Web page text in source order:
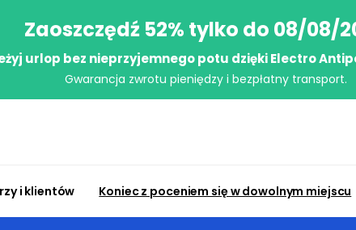
Zaoszczędź 52% tylko do 08/08/
urlop bez nieprzyjemnego potu dzięki Electro
Gwarancja zwrotu pieniędzy i bezpłatny transport.
i klientów Koniec z poceniem się w dowolnym miejscu